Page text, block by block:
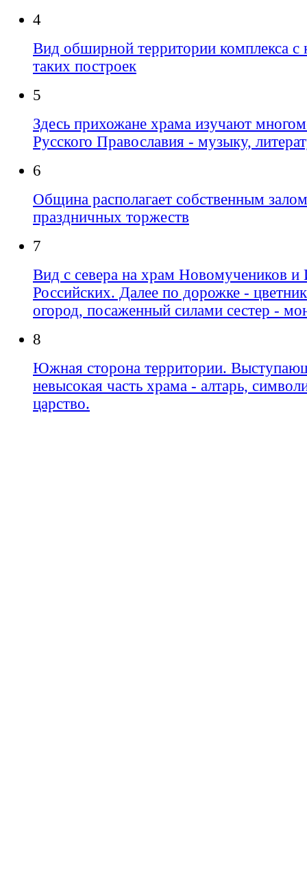
4
Вид обширной территории комплекса
таких построек
5
Здесь прихожане храма изучают
Русского Православия - музыку,
6
Община располагает собственным
праздничных торжеств
7
Вид с севера на храм Новомучеников и
Российских. Далее по дорожке -
огород, посаженный силами сестер -
8
Южная сторона территории.
невысокая часть храма - алтарь,
царство.